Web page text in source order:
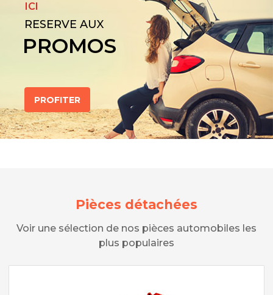
ICI
RESERVE AUX
PROMOS
PROFITER
Pièces détachées
Voir une sélection de nos pièces automobiles les
plus populaires